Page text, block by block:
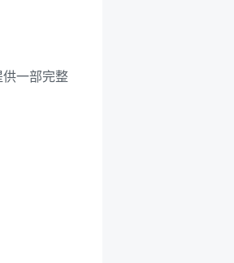
一部完整